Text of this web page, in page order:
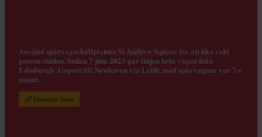
Använd spårvagnshållplatsen St Andrew Square för att åka rakt
genom staden. Sedan 7 juni 2023 går linjen hela vägen från
Edinburgh Airport till Newhaven via Leith, med spårvagnar var 7:e
minut.
Edinburgh Trams